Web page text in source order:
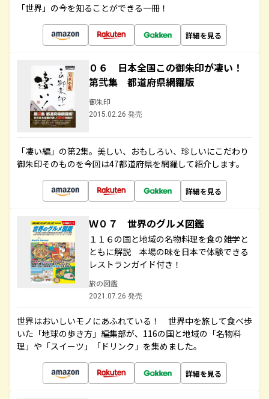
「世界」の今を知ることができる一冊！
詳細を見る
０６ 日本全国この御朱印が凄い！
第弐集 都道府県網羅版
御朱印
2015.02.26 発売
「凄い編」の第2集。美しい、おもしろい、珍しいにこだわり
御朱印そのものを今回は47都道府県を網羅して紹介します。
詳細を見る
Ｗ０７ 世界のグルメ図鑑
１１６の国と地域の名物料理を食の雑学と
ともに解説 本場の味を日本で体験できる
レストランガイド付き！
旅の図鑑
2021.07.26 発売
世界はおいしいモノにあふれている！ 世界中を旅して食べ歩
いた「地球の歩き方」編集部が、116の国と地域の「名物料
理」や「スイーツ」「ドリンク」を集めました。
詳細を見る